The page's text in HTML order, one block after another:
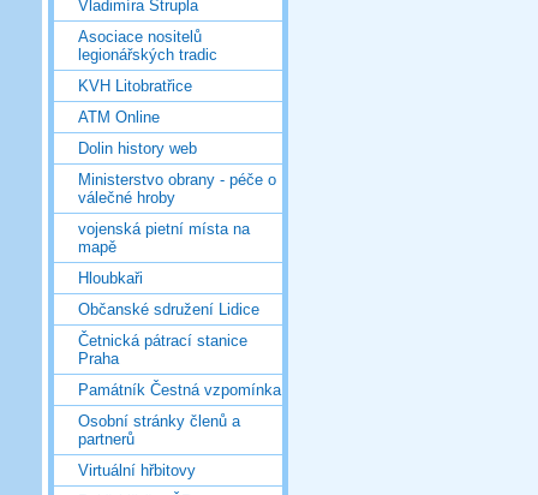
Vladimíra Štrupla
Asociace nositelů
legionářských tradic
KVH Litobratřice
ATM Online
Dolin history web
Ministerstvo obrany - péče o
válečné hroby
vojenská pietní místa na
mapě
Hloubkaři
Občanské sdružení Lidice
Četnická pátrací stanice
Praha
Památník Čestná vzpomínka
Osobní stránky členů a
partnerů
Virtuální hřbitovy